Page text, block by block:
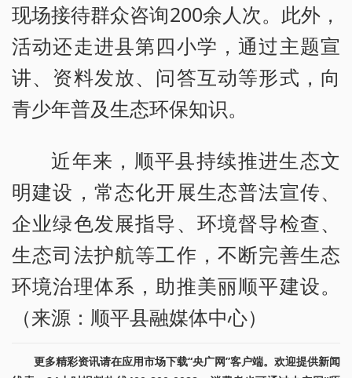
现场接待群众咨询200余人次。此外，
活动还走进县第四小学，通过主题宣
讲、资料发放、问答互动等形式，向
青少年普及生态环保知识。
近年来，顺平县持续推进生态文
明建设，常态化开展生态普法宣传、
企业绿色发展指导、环境督导检查、
生态司法护航等工作，不断完善生态
环境治理体系，助推美丽顺平建设。
（来源：顺平县融媒体中心）
更多精彩资讯请在应用市场下载“央广网”客户端。欢迎提供新闻